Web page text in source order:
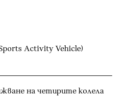
Activity Vehicle)
на четирите колела